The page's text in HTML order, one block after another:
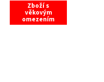
Zboží s
věkovým
omezením